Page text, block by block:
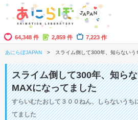
64,348 件 2,859 件 7,223 作
あにらぼJAPAN スライム倒して300年、知らない
スライム倒して300年、知ら
MAXになってました
すらいむたおして３００ねん、しらないうち
てました